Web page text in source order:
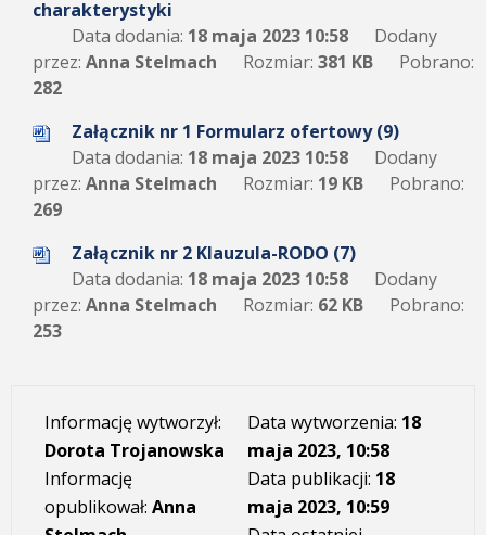
charakterystyki
Data dodania: 18 maja 2023 10:58
Dodany
przez: Anna Stelmach Rozmiar: 381 KB
Pobrano:
282
Załącznik nr 1 Formularz ofertowy (9)
Data dodania: 18 maja 2023 10:58
Dodany
przez: Anna Stelmach Rozmiar: 19 KB
Pobrano:
269
Załącznik nr 2 Klauzula-RODO (7)
Data dodania: 18 maja 2023 10:58
Dodany
przez: Anna Stelmach Rozmiar: 62 KB
Pobrano:
253
Informację wytworzył:
Dorota Trojanowska
Informację
opublikował: Anna
Data wytworzenia: 18
maja 2023, 10:58
Data publikacji: 18
maja 2023, 10:59